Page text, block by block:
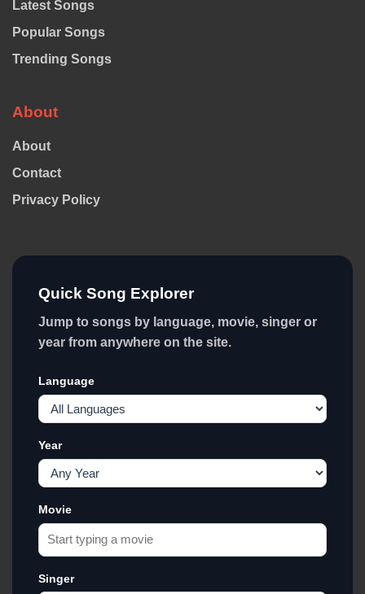
Latest Songs
Popular Songs
Trending Songs
About
About
Contact
Privacy Policy
Quick Song Explorer
Jump to songs by language, movie, singer or
year from anywhere on the site.
Language
Year
Movie
Singer